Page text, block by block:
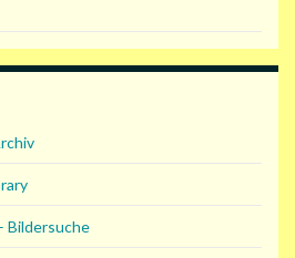
Bildersuche